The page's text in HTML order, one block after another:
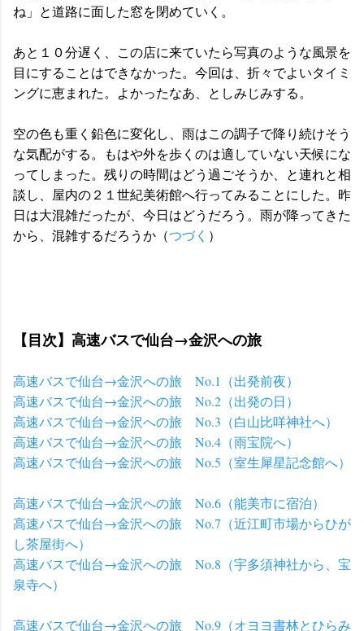
ね」と道路に面した窓を閉めていく。
あと１０分遅く、この店に来ていたら写真のような風景を
目にすることはできなかった。今回は、折々でよいタイミ
ングに恵まれた。よかったなあ、としみじみする。
空の色も重く鉛色に変化し、雨はこの調子で降り続けそう
な気配がする。もはや外を歩くのは適していない天候にな
ってしまった。残りの時間はどう過ごそうか、と連れと相
談し、屋内の２１世紀美術館へ行ってみることにした。昨
日は大混雑だったが、今日はどうだろう。雨が降ってきた
から、混雑するだろうか（つづく ）
【目次】高速バスで仙台→金沢への旅
高速バスで仙台→金沢への旅 No.1（出発前夜）
高速バスで仙台→金沢への旅 No.2（出発の日）
高速バスで仙台→金沢への旅 No.3（白山比咩神社へ）
高速バスで仙台→金沢への旅 No.4（雨宝院へ）
高速バスで仙台→金沢への旅 No.5（室生犀星記念館へ）
高速バスで仙台→金沢への旅 No.6（能美市に宿泊）
高速バスで仙台→金沢への旅 No.7（近江町市場からひが
し茶屋街へ）
高速バスで仙台→金沢への旅 No.8（宇多須神社から、宝
泉寺へ）
高速バスで仙台→金沢への旅 No.9（オヨヨ書林とひらみ